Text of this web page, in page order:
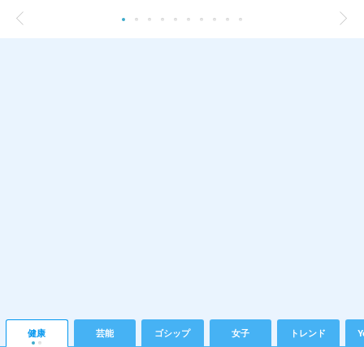
健康 芸能 ゴシップ 女子 トレンド